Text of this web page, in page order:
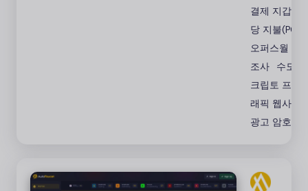
결제 지갑
당 지불(PCT)
오퍼스월 설
조사
수도꼭
크립토 프리
래픽 웹사이
광고 암호화